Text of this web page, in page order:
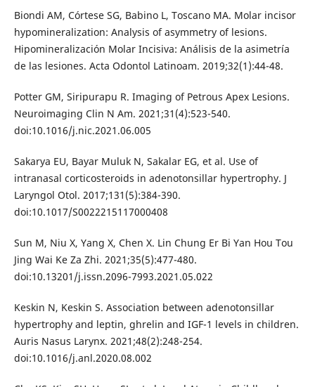
Biondi AM, Córtese SG, Babino L, Toscano MA. Molar incisor
hypomineralization: Analysis of asymmetry of lesions.
Hipomineralización Molar Incisiva: Análisis de la asimetría
de las lesiones. Acta Odontol Latinoam. 2019;32(1):44-48.
Potter GM, Siripurapu R. Imaging of Petrous Apex Lesions.
Neuroimaging Clin N Am. 2021;31(4):523-540.
doi:10.1016/j.nic.2021.06.005
Sakarya EU, Bayar Muluk N, Sakalar EG, et al. Use of
intranasal corticosteroids in adenotonsillar hypertrophy. J
Laryngol Otol. 2017;131(5):384-390.
doi:10.1017/S0022215117000408
Sun M, Niu X, Yang X, Chen X. Lin Chung Er Bi Yan Hou Tou
Jing Wai Ke Za Zhi. 2021;35(5):477-480.
doi:10.13201/j.issn.2096-7993.2021.05.022
Keskin N, Keskin S. Association between adenotonsillar
hypertrophy and leptin, ghrelin and IGF-1 levels in children.
Auris Nasus Larynx. 2021;48(2):248-254.
doi:10.1016/j.anl.2020.08.002